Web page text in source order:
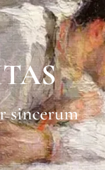
sincerum